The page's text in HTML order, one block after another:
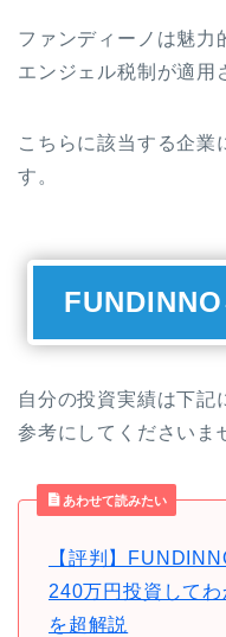
ファンディーノは魅力
エンジェル税制が適用
こちらに該当する企業
す。
自分の投資実績は下記
参考にしてくださいま
あわせて読みたい
【評判】
240万円投資して
を超解説